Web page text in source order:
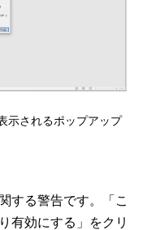
示されるポップアップ
する警告です。「こ
有効にする」をクリ